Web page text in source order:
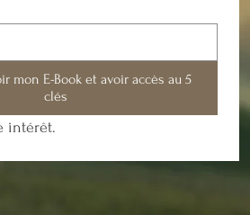
mon E-Book et avoir accès au 5
clés
intérêt.